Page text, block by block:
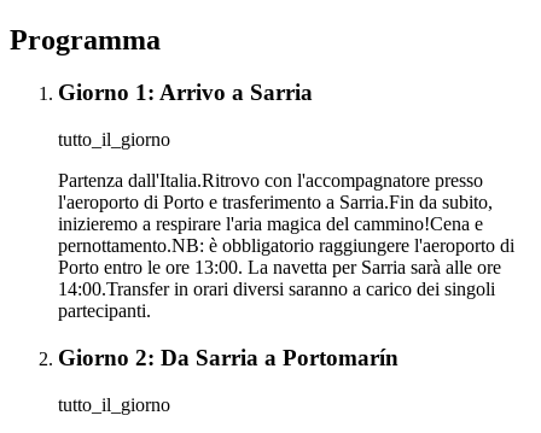
Programma
Giorno 1: Arrivo a Sarria
tutto_il_giorno
Partenza dall'Italia.Ritrovo con l'accompagnatore presso
l'aeroporto di Porto e trasferimento a Sarria.Fin da subito,
inizieremo a respirare l'aria magica del cammino!Cena e
pernottamento.NB: è obbligatorio raggiungere l'aeroporto di
Porto entro le ore 13:00. La navetta per Sarria sarà alle ore
14:00.Transfer in orari diversi saranno a carico dei singoli
partecipanti.
Giorno 2: Da Sarria a Portomarín
tutto_il_giorno